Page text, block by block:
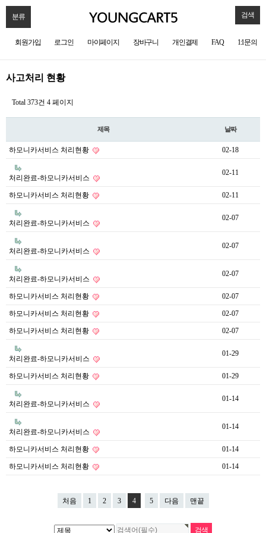
분류 검색
회원가입 로그인 마이페이지 장바구니 개인결제 FAQ 1:1문의
사고처리 현황
Total 373건 4 페이지
제목 날짜
하모니카서비스 처리현황 02-18
처리완료-하모니카서비스
02-11
하모니카서비스 처리현황 02-11
처리완료-하모니카서비스
02-07
처리완료-하모니카서비스
02-07
처리완료-하모니카서비스
02-07
하모니카서비스 처리현황 02-07
하모니카서비스 처리현황 02-07
하모니카서비스 처리현황 02-07
처리완료-하모니카서비스
01-29
하모니카서비스 처리현황 01-29
처리완료-하모니카서비스
01-14
처리완료-하모니카서비스
01-14
하모니카서비스 처리현황 01-14
하모니카서비스 처리현황 01-14
처음 1 2 3 4 5 다음 맨끝